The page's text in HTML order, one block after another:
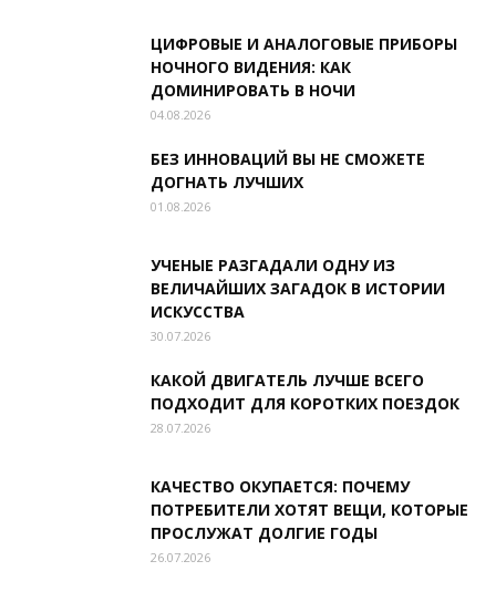
ЦИФРОВЫЕ И АНАЛОГОВЫЕ ПРИБОРЫ
НОЧНОГО ВИДЕНИЯ: КАК
ДОМИНИРОВАТЬ В НОЧИ
04.08.2026
БЕЗ ИННОВАЦИЙ ВЫ НЕ СМОЖЕТЕ
ДОГНАТЬ ЛУЧШИХ
01.08.2026
УЧЕНЫЕ РАЗГАДАЛИ ОДНУ ИЗ
ВЕЛИЧАЙШИХ ЗАГАДОК В ИСТОРИИ
ИСКУССТВА
30.07.2026
КАКОЙ ДВИГАТЕЛЬ ЛУЧШЕ ВСЕГО
ПОДХОДИТ ДЛЯ КОРОТКИХ ПОЕЗДОК
28.07.2026
КАЧЕСТВО ОКУПАЕТСЯ: ПОЧЕМУ
ПОТРЕБИТЕЛИ ХОТЯТ ВЕЩИ, КОТОРЫЕ
ПРОСЛУЖАТ ДОЛГИЕ ГОДЫ
26.07.2026